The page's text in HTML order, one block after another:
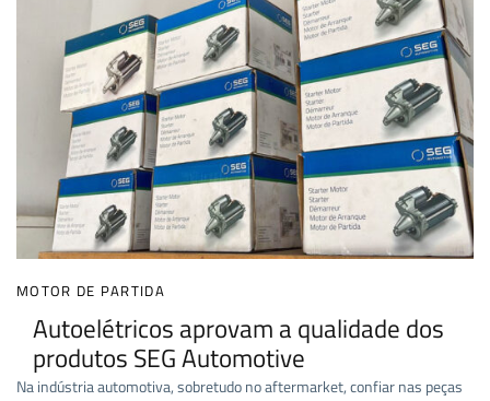
MOTOR DE PARTIDA
Autoelétricos aprovam a qualidade dos
produtos SEG Automotive
Na indústria automotiva, sobretudo no aftermarket, confiar nas peças